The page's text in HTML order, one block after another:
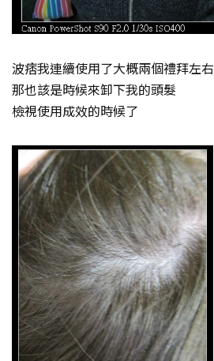
波痞我連續使用了大概兩個禮拜左右
那也該是時候來卸下我的頭髮
檢視使用成效的時候了